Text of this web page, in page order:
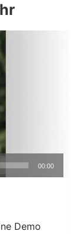
00:00
Demo